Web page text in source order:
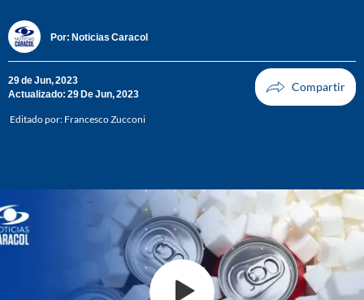
Por: Noticias Caracol
29 de Jun, 2023
Actualizado: 29 De Jun, 2023
Editado por: Francesco Zucconi